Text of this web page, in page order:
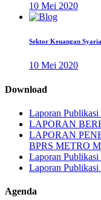
10 Mei 2020
Sektor Keuangan
10 Mei 2020
Download
Laporan
LAPORAN
LAPORAN
BPRS METRO
Laporan
Laporan
Agenda